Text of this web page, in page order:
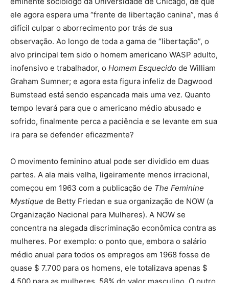
ele agora espera uma “frente de libertação canina”, mas é
difícil culpar o aborrecimento por trás de sua
observação. Ao longo de toda a gama de “libertação”, o
alvo principal tem sido o homem americano WASP adulto,
inofensivo e trabalhador, o Homem Esquecido de William
Graham Sumner; e agora esta figura infeliz de Dagwood
Bumstead está sendo espancada mais uma vez. Quanto
tempo levará para que o americano médio abusado e
sofrido, finalmente perca a paciência e se levante em sua
ira para se defender eficazmente?
O movimento feminino atual pode ser dividido em duas
partes. A ala mais velha, ligeiramente menos irracional,
começou em 1963 com a publicação de The Feminine
Mystique de Betty Friedan e sua organização de NOW (a
Organização Nacional para Mulheres). A NOW se
concentra na alegada discriminação econômica contra as
mulheres. Por exemplo: o ponto que, embora o salário
médio anual para todos os empregos em 1968 fosse de
quase $ 7.700 para os homens, ele totalizava apenas $